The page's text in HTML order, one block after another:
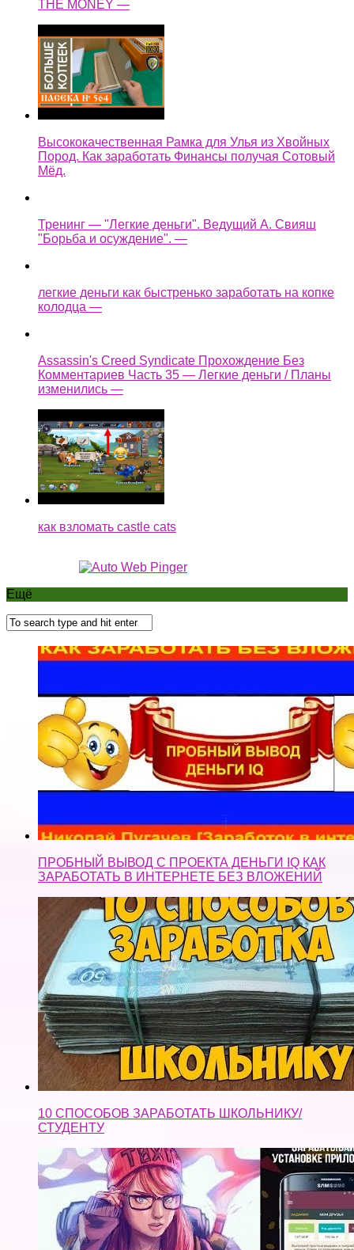
THE MONEY —
Высококачественная Рамка для Улья из Хвойных
Пород. Как заработать Финансы получая Сотовый
Мёд.
Тренинг — "Легкие деньги". Ведущий А. Свияш
"Борьба и осуждение". —
легкие деньги как быстренько заработать на копке
колодца —
Assassin's Creed Syndicate Прохождение Без
Комментариев Часть 35 — Легкие деньги / Планы
изменились —
как взломать castle cats
Ещё
ПРОБНЫЙ ВЫВОД С ПРОЕКТА ДЕНЬГИ IQ КАК
ЗАРАБОТАТЬ В ИНТЕРНЕТЕ БЕЗ ВЛОЖЕНИЙ
10 СПОСОБОВ ЗАРАБОТАТЬ ШКОЛЬНИКУ/
СТУДЕНТУ